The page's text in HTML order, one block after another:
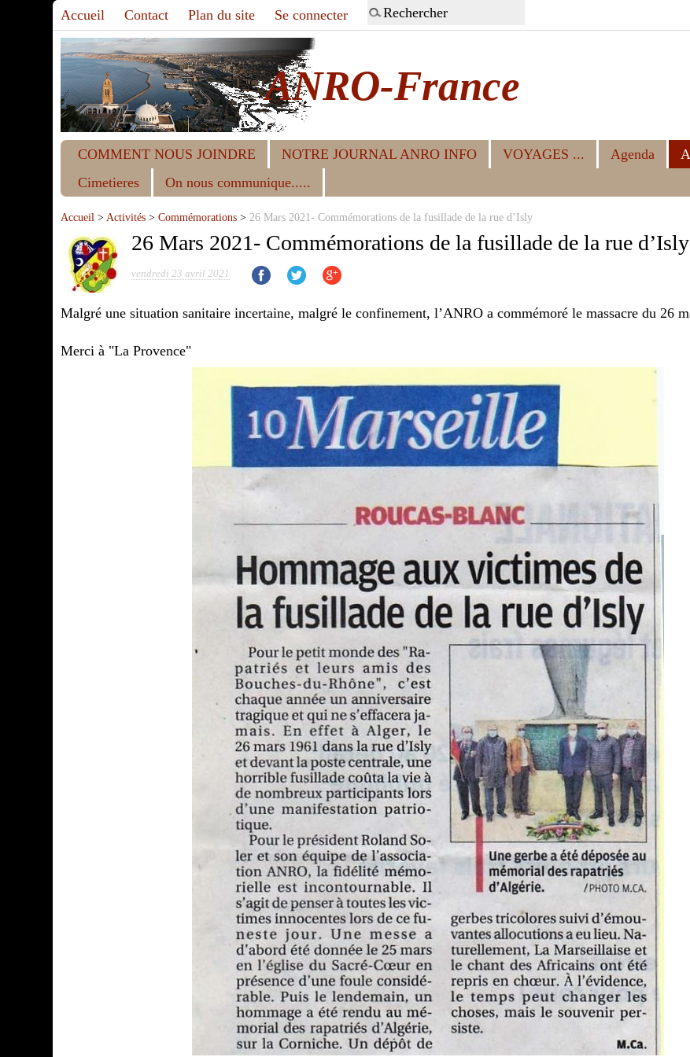
Accueil Contact Plan du site Se connecter
ANRO-France
COMMENT NOUS JOINDRE NOTRE JOURNAL ANRO INFO VOYAGES ... Agenda
Cimetieres
On nous communique.....
Accueil > Activités >Commémorations > 26 Mars 2021- Commémorations de la fusillade de la rue d’Isly
26 Mars 2021- Commémorations de la fusillade de la rue d’Isly
vendredi 23 avril 2021
Malgré une situation sanitaire incertaine, malgré le confinement, l’ANRO a commémoré le massacre du 26
Merci à "La Provence"